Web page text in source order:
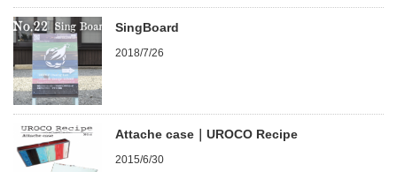
SingBoard
2018/7/26
Attache case｜UROCO Recipe
2015/6/30